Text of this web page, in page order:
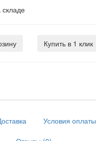
Купить в 1 клик
Условия оплаты